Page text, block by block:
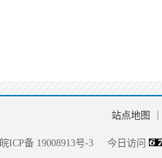
站点地图
皖ICP备 19008913号-3 今日访问